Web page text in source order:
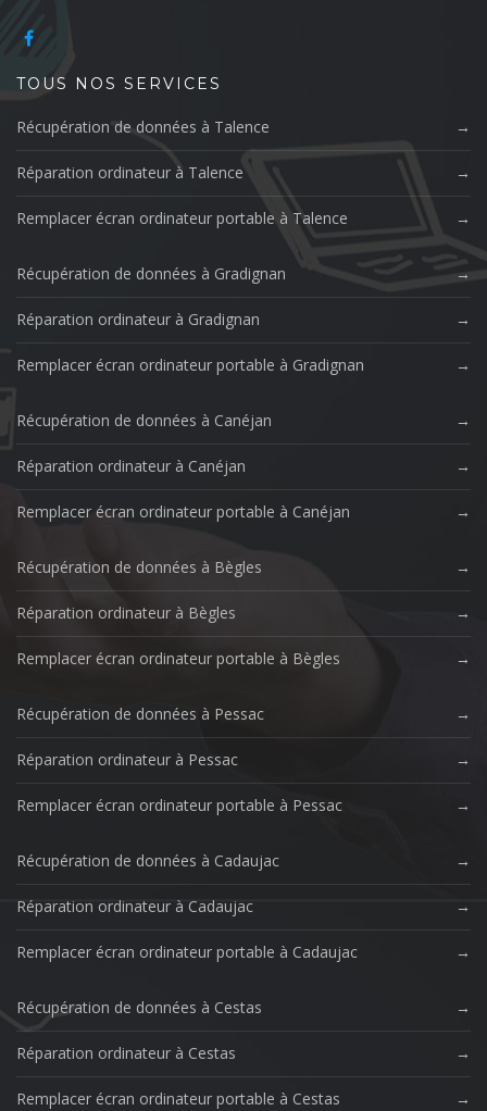
TOUS NOS SERVICES
Récupération de données à Talence
Réparation ordinateur à Talence
Remplacer écran ordinateur portable à Talence
Récupération de données à Gradignan
Réparation ordinateur à Gradignan
Remplacer écran ordinateur portable à Gradignan
Récupération de données à Canéjan
Réparation ordinateur à Canéjan
Remplacer écran ordinateur portable à Canéjan
Récupération de données à Bègles
Réparation ordinateur à Bègles
Remplacer écran ordinateur portable à Bègles
Récupération de données à Pessac
Réparation ordinateur à Pessac
Remplacer écran ordinateur portable à Pessac
Récupération de données à Cadaujac
Réparation ordinateur à Cadaujac
Remplacer écran ordinateur portable à Cadaujac
Récupération de données à Cestas
Réparation ordinateur à Cestas
Remplacer écran ordinateur portable à Cestas